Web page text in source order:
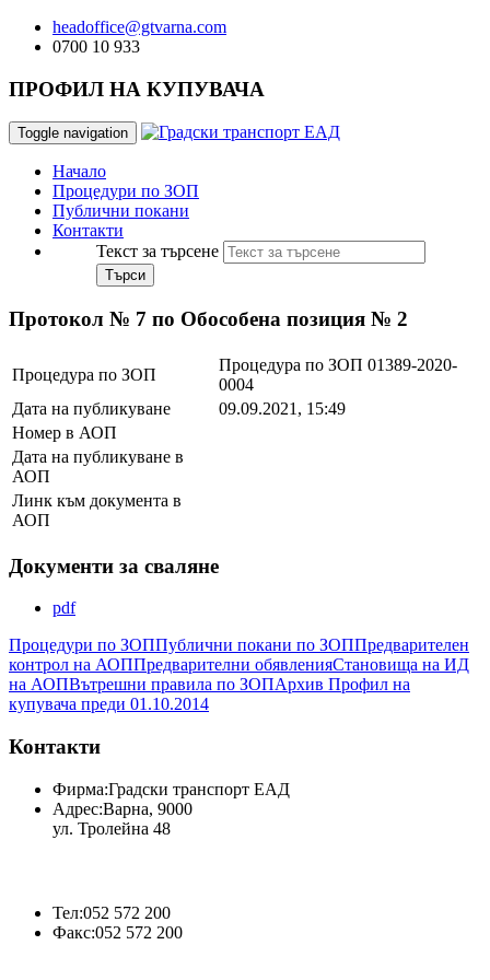
headoffice@gtvarna.com
0700 10 933
ПРОФИЛ НА КУПУВАЧА
Toggle navigation
Начало
Процедури по ЗОП
Публични покани
Контакти
Текст за търсене
Търси
Протокол № 7 по Обособена позиция № 2
Процедура по ЗОП
Процедура по ЗОП 01389-2020-
0004
Дата на публикуване
09.09.2021, 15:49
Номер в АОП
Дата на публикуване в
АОП
Линк към документа в
АОП
Документи за сваляне
pdf
Процедури по ЗОППублични покани по ЗОППредварителен
контрол на АОППредварителни обявленияСтановища на ИД
на АОПВътрешни правила по ЗОПАрхив Профил на
купувача преди 01.10.2014
Контакти
Фирма:Градски транспорт ЕАД
Адрес:Варна, 9000
ул. Тролейна 48
Тел:052 572 200
Факс:052 572 200